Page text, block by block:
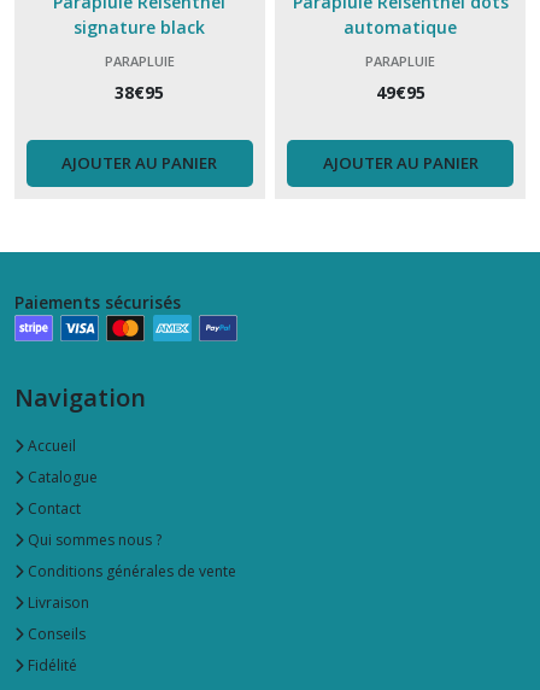
signature black
PARAPLUIE
38€95
AJOUTER AU PANIER
automatique
PARAPLUIE
49€95
AJOUTER AU PANIER
Paiements sécurisés
Navigation
Accueil
Catalogue
Contact
Qui sommes nous ?
Conditions générales de vente
Livraison
Conseils
Fidélité